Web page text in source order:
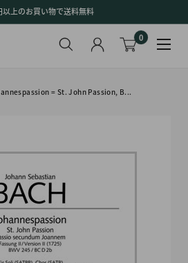
以上のお買い物で送料無料
0
= St. John Passion, B...